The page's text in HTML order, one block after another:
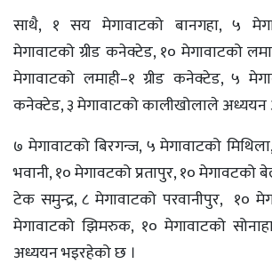
साथै, १ सय मेगावाटको बानगहा, ५
मेगावाटको ग्रीड कनेक्टेड, १० मेगावाटको
मेगावाटको लमाही–१ ग्रीड कनेक्टेड, ५
कनेक्टेड, ३ मेगावाटको कालीखोलाले अध्ययन
७ मेगावाटको बिरगन्ज, ५ मेगावाटको
भवानी, १० मेगावटको प्रतापुर, १० मेगावटको
टेक समुन्द्र, ८ मेगावाटको परवानीपुर, १०
मेगावाटको झिमरुक, १० मेगावाटको
अध्ययन भइरहेको छ ।